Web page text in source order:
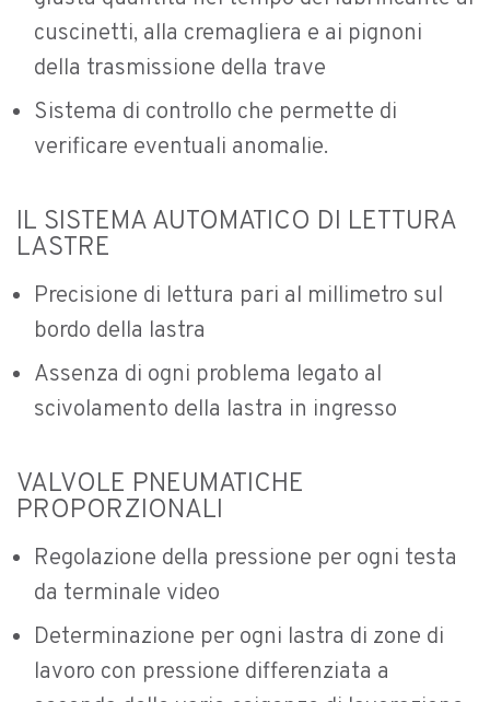
cuscinetti, alla cremagliera e ai pignoni
della trasmissione della trave
Sistema di controllo che permette di
verificare eventuali anomalie.
IL SISTEMA AUTOMATICO DI LETTURA
LASTRE
Precisione di lettura pari al millimetro sul
bordo della lastra
Assenza di ogni problema legato al
scivolamento della lastra in ingresso
VALVOLE PNEUMATICHE
PROPORZIONALI
Regolazione della pressione per ogni testa
da terminale video
Determinazione per ogni lastra di zone di
lavoro con pressione differenziata a